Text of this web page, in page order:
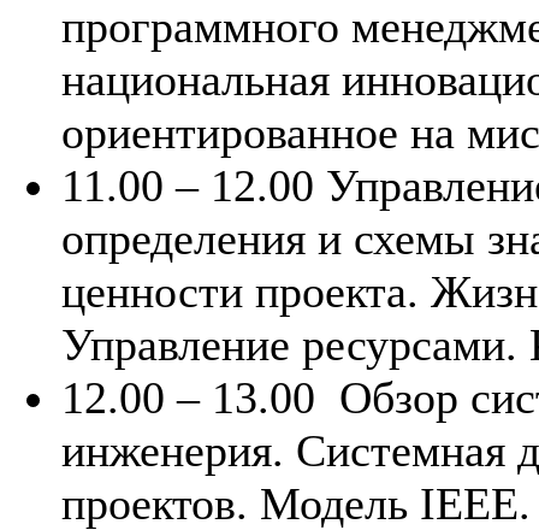
программного
национальная
ориентированное на
11.00 – 12.00
определения и схемы
ценности проекта.
Управление ресурсами.
12.00 – 13.00 Обзор
инженерия. Системная
проектов. Модель